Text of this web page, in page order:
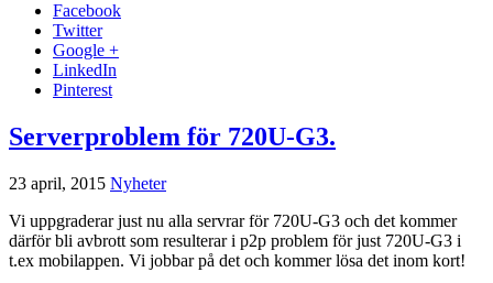
Facebook
Twitter
Google +
LinkedIn
Pinterest
Serverproblem för 720U-G3.
23 april, 2015 Nyheter
Vi uppgraderar just nu alla servrar för 720U-G3 och det kommer
därför bli avbrott som resulterar i p2p problem för just 720U-G3 i
t.ex mobilappen. Vi jobbar på det och kommer lösa det inom kort!